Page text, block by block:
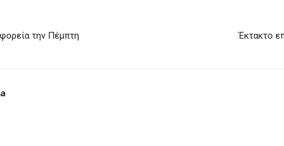
την Πέμπτη Έκτακτο